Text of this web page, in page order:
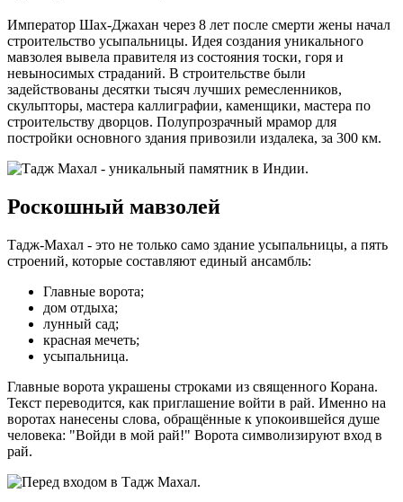
Император Шах-Джахан через 8 лет после смерти жены начал
строительство усыпальницы. Идея создания уникального
мавзолея вывела правителя из состояния тоски, горя и
невыносимых страданий. В строительстве были
задействованы десятки тысяч лучших ремесленников,
скульпторы, мастера каллиграфии, каменщики, мастера по
строительству дворцов. Полупрозрачный мрамор для
постройки основного здания привозили издалека, за 300 км.
Роскошный мавзолей
Тадж-Махал - это не только само здание усыпальницы, а пять
строений, которые составляют единый ансамбль:
Главные ворота;
дом отдыха;
лунный сад;
красная мечеть;
усыпальница.
Главные ворота украшены строками из священного Корана.
Текст переводится, как приглашение войти в рай. Именно на
воротах нанесены слова, обращённые к упокоившейся душе
человека: "Войди в мой рай!" Ворота символизируют вход в
рай.